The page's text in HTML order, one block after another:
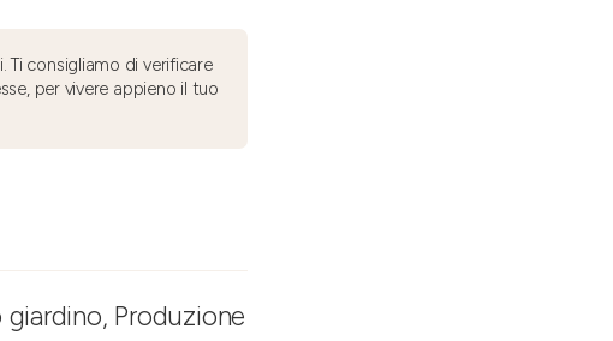
Ti consigliamo di verificare
per vivere appieno il tuo
Produzione